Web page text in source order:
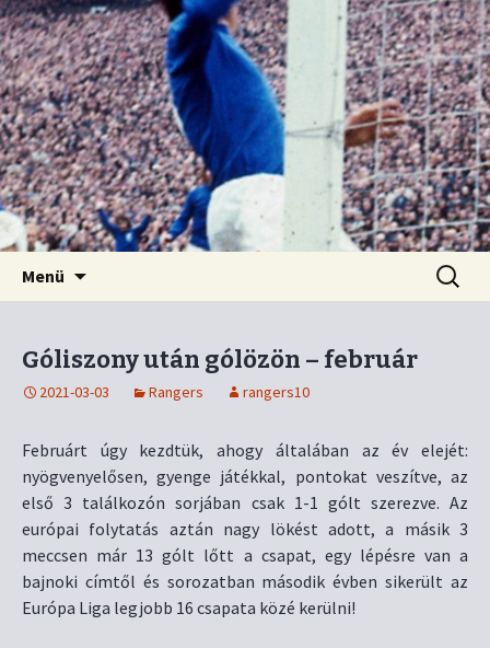
Old Firm blog
Kordon nélkül
Menü
Góliszony után gólözön – február
2021-03-03 Rangers rangers10
Februárt úgy kezdtük, ahogy általában az év elejét:
nyögvenyelősen, gyenge játékkal, pontokat veszítve, az
első 3 találkozón sorjában csak 1-1 gólt szerezve. Az
európai folytatás aztán nagy lökést adott, a másik 3
meccsen már 13 gólt lőtt a csapat, egy lépésre van a
bajnoki címtől és sorozatban második évben sikerült az
Európa Liga legjobb 16 csapata közé kerülni!